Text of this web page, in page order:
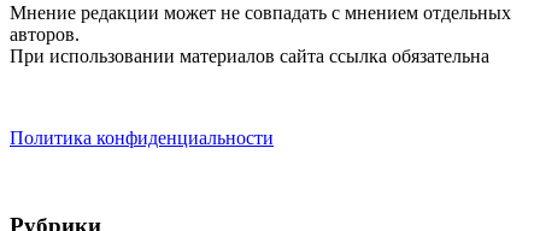
Мнение редакции может не совпадать с мнением отдельных
авторов.
При использовании материалов сайта ссылка обязательна
Политика конфиденциальности
Рубрики